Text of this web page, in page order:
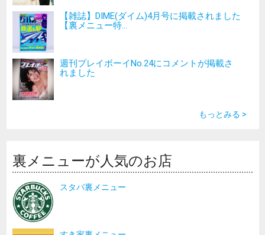
【雑誌】DIME(ダイム)4月号に掲載されました
【裏メニュー特...
週刊プレイボーイNo.24にコメントが掲載さ
れました
もっとみる >
裏メニューが人気のお店
スタバ裏メニュー